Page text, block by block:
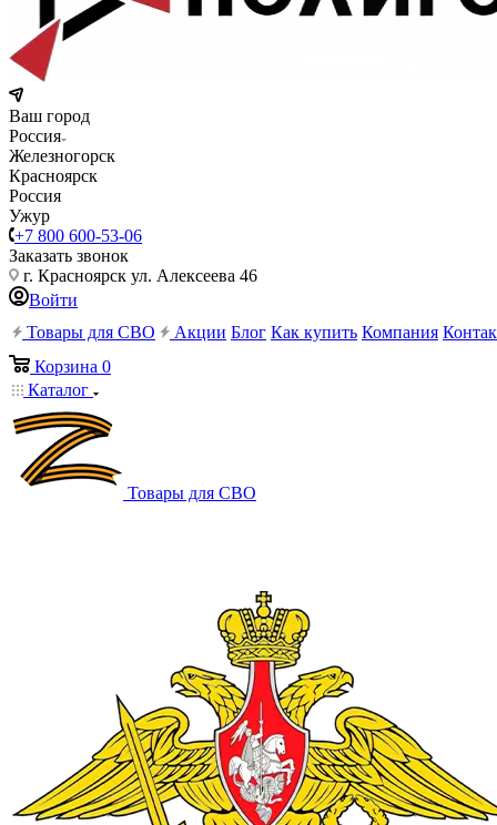
Ваш город
Россия
Железногорск
Красноярск
Россия
Ужур
+7 800 600-53-06
Заказать звонок
г. Красноярск ул. Алексеева 46
Войти
Товары для СВО
Акции Блог Как купить Компания
Корзина 0
Каталог
Товары для СВО